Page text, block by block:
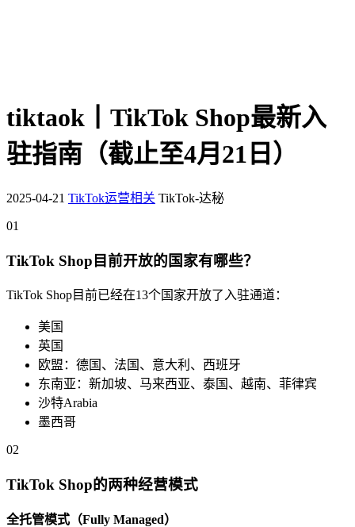
tiktaok丨TikTok Shop最新入
驻指南（截止至4月21日）
2025-04-21 TikTok运营相关 TikTok-达秘
01
TikTok Shop目前开放的国家有哪些？
TikTok Shop目前已经在13个国家开放了入驻通道：
美国
英国
欧盟：德国、法国、意大利、西班牙
东南亚：新加坡、马来西亚、泰国、越南、菲律宾
沙特Arabia
墨西哥
02
TikTok Shop的两种经营模式
全托管模式（Fully Managed）